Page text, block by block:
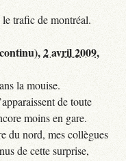
trafic de montréal.
2 avril 2009,
la mouise.
de toute
moins en gare.
du nord, mes collègues
de cette surprise,